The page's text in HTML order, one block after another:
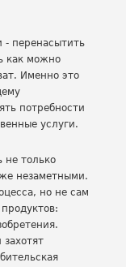
- перенасытить
как можно
Именно это
потребности
услуги.
не только
незаметными.
но не сам